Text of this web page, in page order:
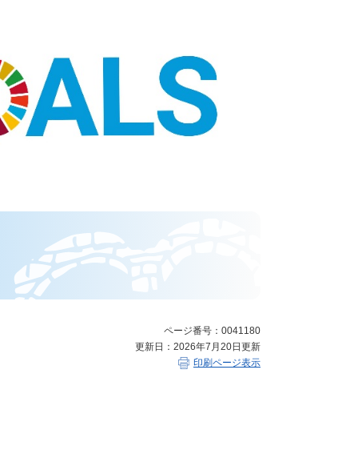
ページ番号：0041180
更新日：2026年7月20日更新
印刷ページ表示